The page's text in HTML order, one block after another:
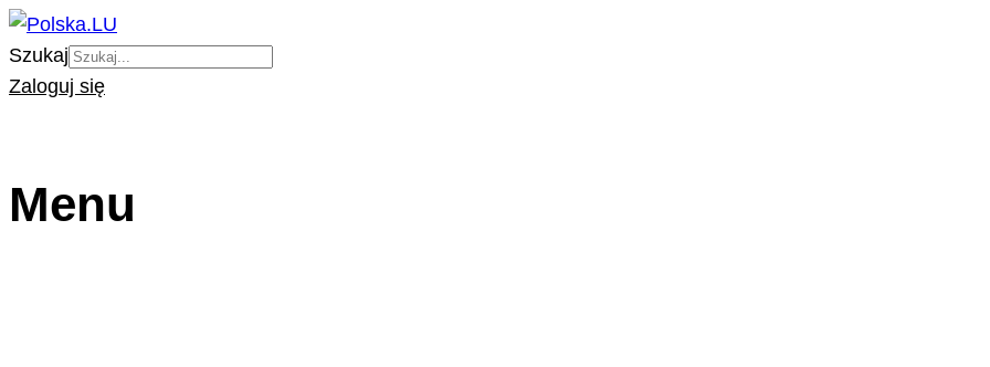
Szukaj
Zaloguj się
Menu